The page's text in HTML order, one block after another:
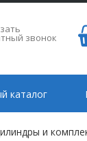
звонок
каталог
и